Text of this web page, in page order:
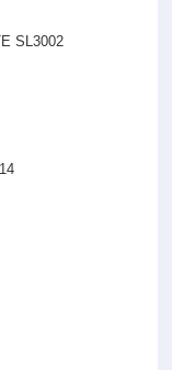
SL3002